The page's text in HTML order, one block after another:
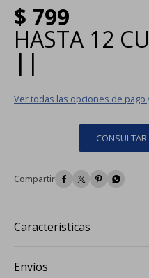
$ 799
HASTA 12
| |
Ver todas las opciones de pago
   
Caracteristicas
Envíos